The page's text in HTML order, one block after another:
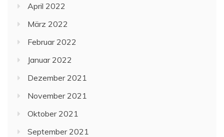
April 2022
März 2022
Februar 2022
Januar 2022
Dezember 2021
November 2021
Oktober 2021
September 2021